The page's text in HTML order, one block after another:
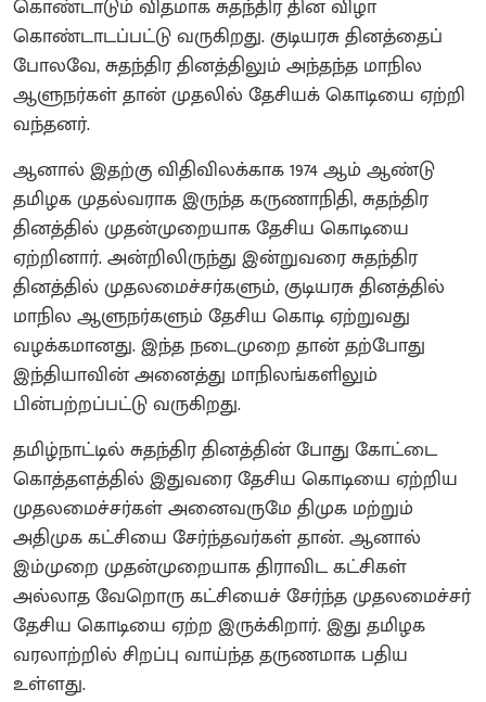
கொண்டாடும் விதமாக சுதந்திர தின விழா
கொண்டாடப்பட்டு வருகிறது. குடியரசு தினத்தைப்
போலவே, சுதந்திர தினத்திலும் அந்தந்த மாநில
ஆளுநர்கள் தான் முதலில் தேசியக் கொடியை ஏற்றி
வந்தனர்.
ஆனால் இதற்கு விதிவிலக்காக 1974 ஆம் ஆண்டு
தமிழக முதல்வராக இருந்த கருணாநிதி, சுதந்திர
தினத்தில் முதன்முறையாக தேசிய கொடியை
ஏற்றினார். அன்றிலிருந்து இன்றுவரை சுதந்திர
தினத்தில் முதலமைச்சர்களும், குடியரசு தினத்தில்
மாநில ஆளுநர்களும் தேசிய கொடி ஏற்றுவது
வழக்கமானது. இந்த நடைமுறை தான் தற்போது
இந்தியாவின் அனைத்து மாநிலங்களிலும்
பின்பற்றப்பட்டு வருகிறது.
தமிழ்நாட்டில் சுதந்திர தினத்தின் போது கோட்டை
கொத்தளத்தில் இதுவரை தேசிய கொடியை ஏற்றிய
முதலமைச்சர்கள் அனைவருமே திமுக மற்றும்
அதிமுக கட்சியை சேர்ந்தவர்கள் தான். ஆனால்
இம்முறை முதன்முறையாக திராவிட கட்சிகள்
அல்லாத வேறொரு கட்சியைச் சேர்ந்த முதலமைச்சர்
தேசிய கொடியை ஏற்ற இருக்கிறார். இது தமிழக
வரலாற்றில் சிறப்பு வாய்ந்த தருணமாக பதிய
உள்ளது.